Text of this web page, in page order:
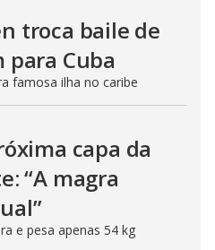
troca baile de
para Cuba
famosa ilha no caribe
capa da
“A magra
e pesa apenas 54 kg